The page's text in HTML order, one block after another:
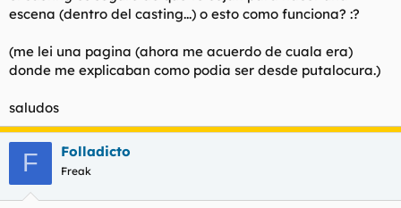
escena (dentro del casting...) o esto como funciona? :?
(me lei una pagina (ahora me acuerdo de cuala era)
donde me explicaban como podia ser desde putalocura.)
saludos
F Folladicto
Freak